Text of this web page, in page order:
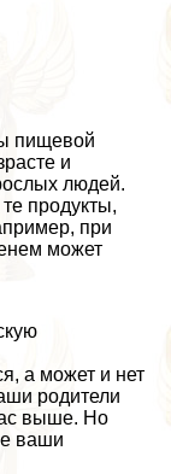
пищевой
и
людей.
продукты,
при
может
а может и нет
родители
выше. Но
ваши